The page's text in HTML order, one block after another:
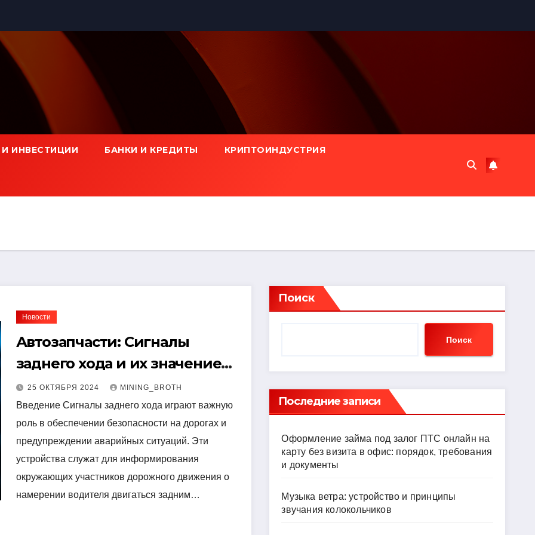
И ИНВЕСТИЦИИ БАНКИ И КРЕДИТЫ КРИПТОИНДУСТРИЯ
Новости
Автозапчасти: Сигналы
заднего хода и их значение
для безопасности на дороге
25 ОКТЯБРЯ 2024 MINING_BROTH
Введение Сигналы заднего хода играют важную
роль в обеспечении безопасности на дорогах и
предупреждении аварийных ситуаций. Эти
устройства служат для информирования
окружающих участников дорожного движения о
намерении водителя двигаться задним…
Поиск
Поиск
Последние записи
Оформление займа под залог ПТС онлайн на
карту без визита в офис: порядок, требования
и документы
Музыка ветра: устройство и принципы
звучания колокольчиков